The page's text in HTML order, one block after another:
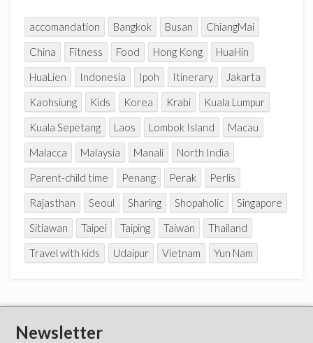
accomandation Bangkok Busan
ChiangMai
China
Fitness Food Hong Kong
HuaHin
HuaLien
Indonesia Ipoh Itinerary
Jakarta
Kaohsiung
Kids Korea Krabi
Kuala Lumpur
Kuala Sepetang
Laos Lombok Island
Macau
Malacca
Malaysia Manali
North India
Parent-child time
Penang Perak
Perlis
Rajasthan
Seoul Sharing Shopaholic
Singapore
Sitiawan
Taipei Taiping Taiwan
Thailand
Travel with kids
Udaipur Vietnam Yun Nam
Newsletter